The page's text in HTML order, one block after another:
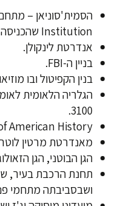
Institution שהכניסה אליו חינם.
אנדרטת לינקולן.
בניין ה-FBI.
בנין הקפיטול ובו
3100.
American History.
מאנדרטת מרטין לוטר
הגן הבוטני, הגן
תחנת הרכבת בעיר,
ושבסביבתה מתחמי